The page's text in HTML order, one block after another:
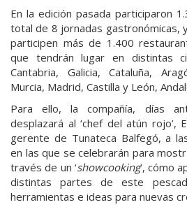
En la edición pasada participaron
total de 8 jornadas gastronómicas,
participen más de 1.400
que tendrán lugar en distintas
Cantabria, Galicia, Cataluña,
Murcia, Madrid, Castilla y León,
Para ello, la compañía, días
desplazará al ‘chef del atún rojo’,
gerente de Tunateca Balfegó, a
en las que se celebrarán para
través de un ‘showcooking’, cómo
distintas partes de este
herramientas e ideas para nuevas